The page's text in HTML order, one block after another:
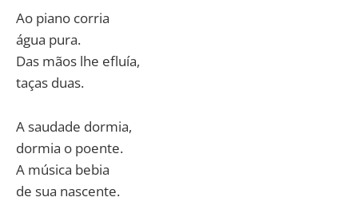
Ao piano corria
água pura.
Das mãos lhe efluía,
taças duas.
A saudade dormia,
dormia o poente.
A música bebia
de sua nascente.